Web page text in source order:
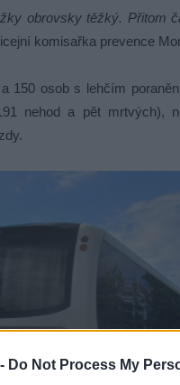
Do Not Process My
obrovsky těžký. Přitom
komisařka prevence
150 osob s lehčím
nehod a pět mrtvých),